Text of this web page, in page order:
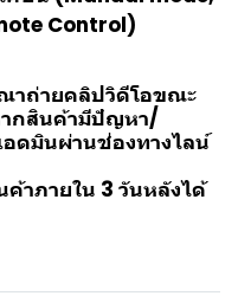
Control)
าถ่ายคลิปวิดีโอขณะ
กสินค้ามีปัญหา/
ดมินผ่านช่องทางไลน์
ค้าภายใน 3 วันหลังได้